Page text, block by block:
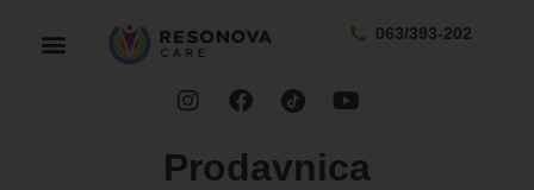
063/393-202
Prodavnica